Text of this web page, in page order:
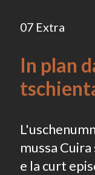
07 Extra
In plan
mussa
e la curt